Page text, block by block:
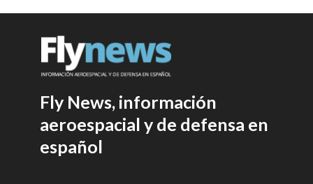
Fly News, información
aeroespacial y de defensa en
español